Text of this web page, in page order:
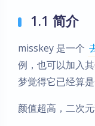
1.1 简介
misskey 是一个
例，也可以加入
梦觉得它已经算
颜值超高，二次元